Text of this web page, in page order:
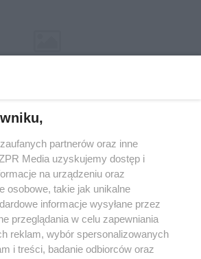
partnerów oraz inne
Media uzyskujemy dostęp i
na urządzeniu oraz
osobowe, takie jak unikalne
informacje wysyłane przez
przeglądania w celu zapewniania
reklam, wybór spersonalizowanych
i treści, badanie odbiorców oraz